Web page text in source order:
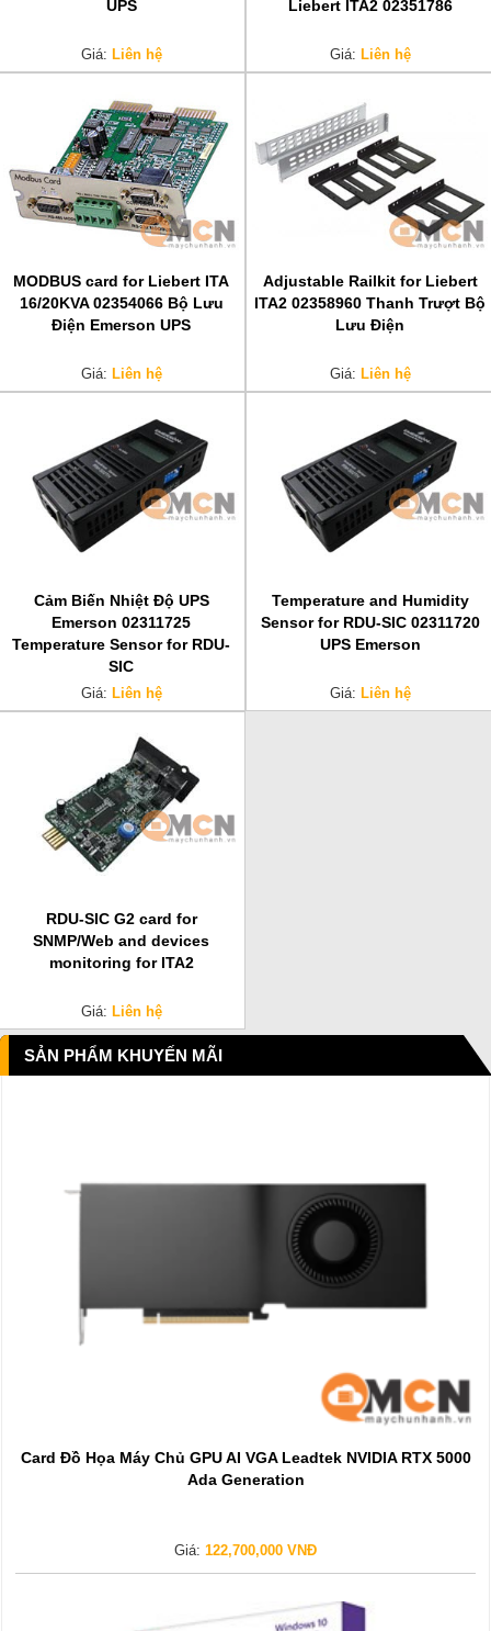
UPS
Giá: Liên hệ
Liebert ITA2 02351786
Giá: Liên hệ
MODBUS card for Liebert ITA
16/20KVA 02354066 Bộ Lưu
Điện Emerson UPS
Giá: Liên hệ
Adjustable Railkit for Liebert
ITA2 02358960 Thanh Trượt Bộ
Lưu Điện
Giá: Liên hệ
Cảm Biến Nhiệt Độ UPS
Emerson 02311725
Temperature Sensor for RDU-
SIC
Giá: Liên hệ
Temperature and Humidity
Sensor for RDU-SIC 02311720
UPS Emerson
Giá: Liên hệ
RDU-SIC G2 card for
SNMP/Web and devices
monitoring for ITA2
Giá: Liên hệ
SẢN PHẨM KHUYẾN MÃI
Card Đồ Họa Máy Chủ GPU AI VGA Leadtek NVIDIA RTX 5000
Ada Generation
Giá: 122,700,000 VNĐ